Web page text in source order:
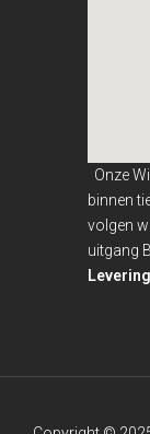
Onze
binnen
volgen
uitgang